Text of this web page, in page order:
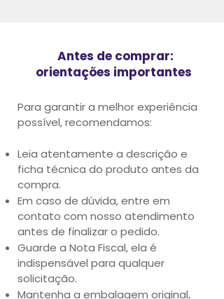
Antes de comprar:
orientações importantes
Para garantir a melhor experiência
possível, recomendamos:
Leia atentamente a descrição e
ficha técnica do produto antes da
compra.
Em caso de dúvida, entre em
contato com nosso atendimento
antes de finalizar o pedido.
Guarde a Nota Fiscal, ela é
indispensável para qualquer
solicitação.
Mantenha a embalagem original,